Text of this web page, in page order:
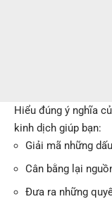
Hiểu đúng ý nghĩa
kinh dịch giúp bạn:
Giải mã những
Cân bằng lại
Đưa ra những